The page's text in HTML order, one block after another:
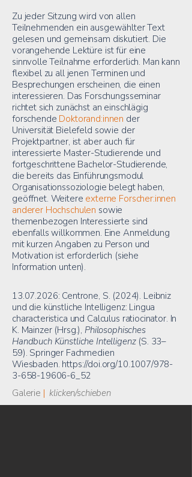
Zu jeder Sitzung wird von allen
Teilnehmenden ein ausgewählter Text
gelesen und gemeinsam diskutiert. Die
vorangehende Lektüre ist für eine
sinnvolle Teilnahme erforderlich. Man kann
flexibel zu all jenen Terminen und
Besprechungen erscheinen, die einen
interessieren. Das Forschungsseminar
richtet sich zunächst an einschlägig
forschende Doktorand:innen der
Universität Bielefeld sowie der
Projektpartner, ist aber auch für
interessierte Master-Studierende und
fortgeschrittene Bachelor-Studierende,
die bereits das Einführungsmodul
Organisationssoziologie belegt haben,
geöffnet. Weitere externe Forscher:innen
anderer Hochschulen sowie
themenbezogen Interessierte sind
ebenfalls willkommen. Eine Anmeldung
mit kurzen Angaben zu Person und
Motivation ist erforderlich (siehe
Information unten).
13.07.2026: Centrone, S. (2024). Leibniz
und die künstliche Intelligenz: Lingua
characteristica und Calculus ratiocinator. In
K. Mainzer (Hrsg.), Philosophisches
Handbuch Künstliche Intelligenz(S. 33–
59). Springer Fachmedien
Wiesbaden. https://doi.org/10.1007/978-
3-658-19606-6_52
Galerie | klicken/schieben